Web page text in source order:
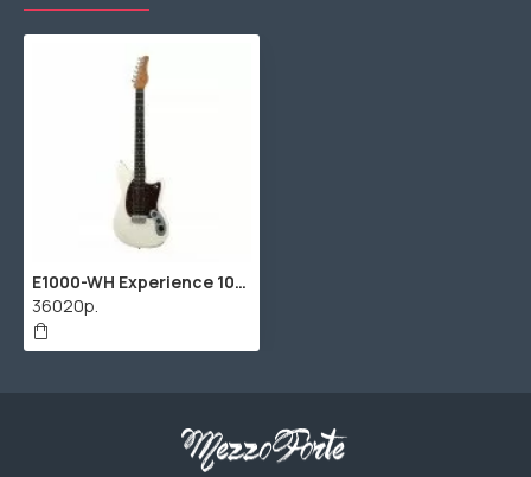
E1000-WH Experience 1000 Электрогитара со встроенным процессором эффектов, белая, Flamma
36020р.